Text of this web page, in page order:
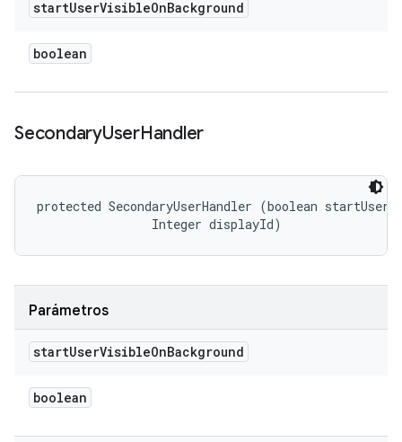
startUserVisibleOnBackground
boolean
SecondaryUserHandler
protected SecondaryUserHandler (boolean
                Integer displayId)
Parámetros
startUserVisibleOnBackground
boolean